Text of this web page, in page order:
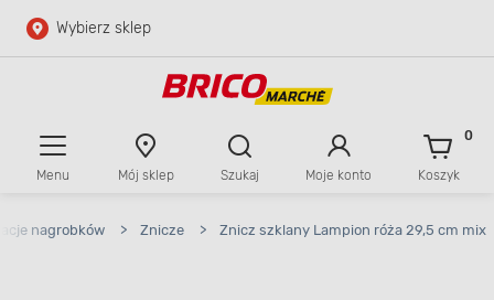
Przejdź do głównej zawartości
Wybierz sklep
Menu Mój sklep Szukaj Moje konto Koszyk
0
nagrobków > Znicze > Znicz szklany Lampion róża 29,5 cm mix